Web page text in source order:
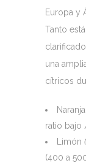
Europa y
Tanto
una
cítricos
Naranja
ratio bajo
Limón
(400 a